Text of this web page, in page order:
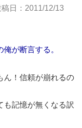
稿日：2011/12/13
が断言する。
ん！信頼が崩れるの
も記憶が無くなる訳